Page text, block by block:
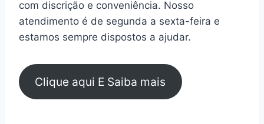
com discrição e conveniência. Nosso
atendimento é de segunda a sexta-feira e
estamos sempre dispostos a ajudar.
Clique aqui E Saiba mais